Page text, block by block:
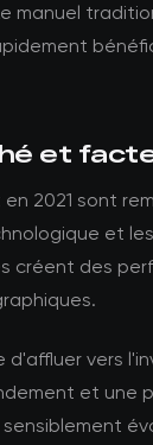
manuel
et
2021 sont
et
créent des
vers
et une